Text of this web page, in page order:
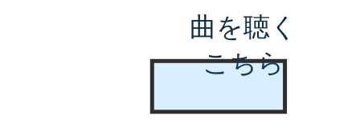
曲を聴く
こちら